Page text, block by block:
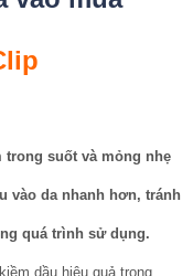
trong suốt và mỏng nhẹ
vào da nhanh hơn, tránh
quá trình sử dụng.